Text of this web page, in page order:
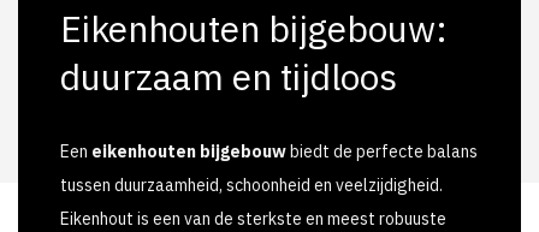
Eikenhouten bijgebouw:
duurzaam en tijdloos
Een eikenhouten bijgebouw biedt de perfecte balans
tussen duurzaamheid, schoonheid en veelzijdigheid.
Eikenhout is een van de sterkste en meest robuuste